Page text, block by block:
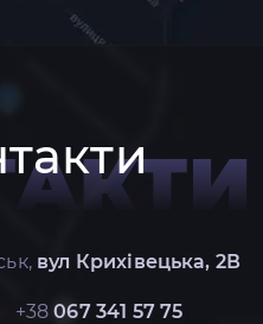
вул Крихівецька, 2В
+38067 341 57 75